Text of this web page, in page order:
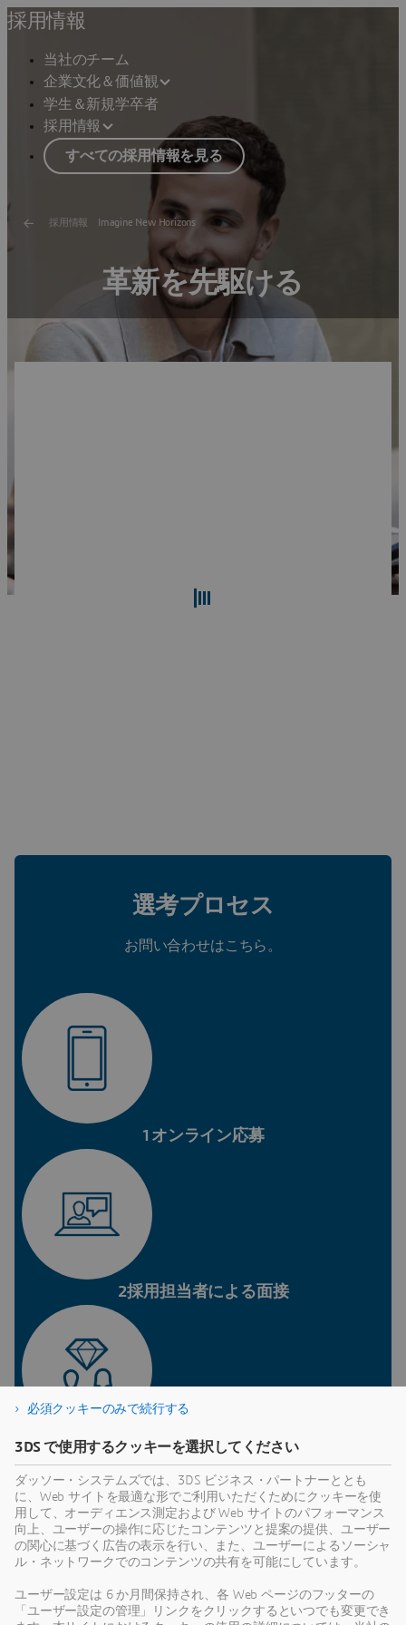
採用情報
当社のチーム
企業文化＆価値観
学生＆新規学卒者
採用情報
すべての採用情報を見る
採用情報 Imagine New Horizons
革新を先駆ける
選考プロセス
お問い合わせはこちら。
1オンライン応募
2採用担当者による面接
3マネージャー面接
応募する職務に応じて異なりま
す：
必須クッキーのみで続行する
3DS で使用するクッキーを選択してください
ダッソー・システムズでは、3DS ビジネス・パートナーととも
に、Web サイトを最適な形でご利用いただくためにクッキーを使
用して、オーディエンス測定および Web サイトのパフォーマンス
向上、ユーザーの操作に応じたコンテンツと提案の提供、ユーザー
の関心に基づく広告の表示を行い、また、ユーザーによるソーシャ
ル・ネットワークでのコンテンツの共有を可能にしています。
ユーザー設定は 6 か月間保持され、各 Web ページのフッターの
「ユーザー設定の管理」リンクをクリックするといつでも変更でき